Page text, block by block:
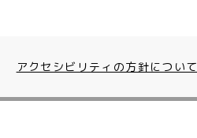
アクセシビリティの方針について